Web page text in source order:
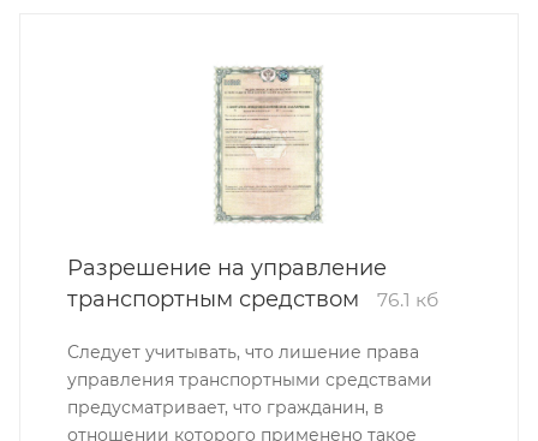
Разрешение на управление
транспортным средством
76.1 кб
Следует учитывать, что лишение права
управления транспортными средствами
предусматривает, что гражданин, в
отношении которого применено такое